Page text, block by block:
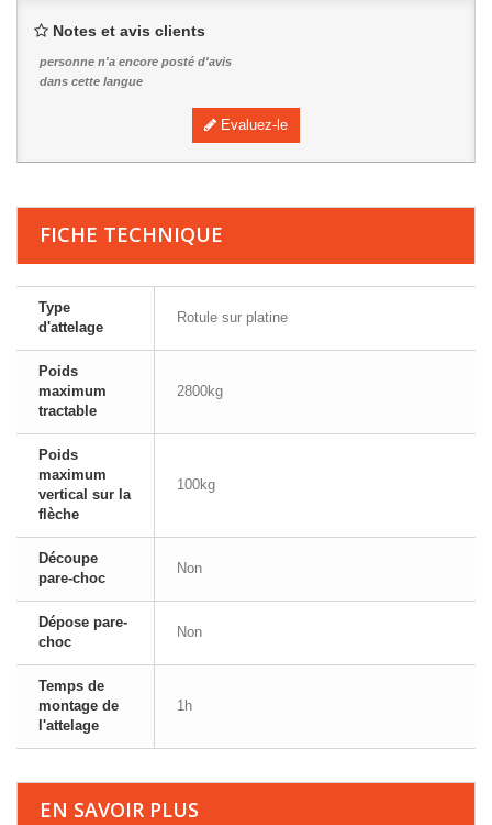
Notes et avis clients
personne n'a encore posté d'avis
dans cette langue
Evaluez-le
FICHE TECHNIQUE
Type
d'attelage
Rotule sur platine
Poids
maximum
tractable
2800kg
Poids
maximum
vertical sur la
flèche
100kg
Découpe
pare-choc
Non
Dépose pare-
choc
Non
Temps de
montage de
l'attelage
1h
EN SAVOIR PLUS